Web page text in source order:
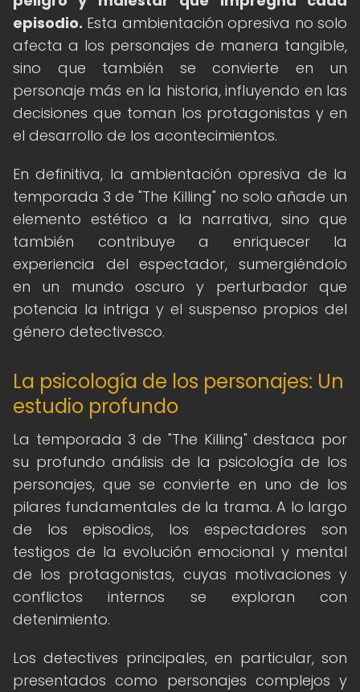
episodio. Esta ambientación opresiva no solo
afecta a los personajes de manera tangible,
sino que también se convierte en un
personaje más en la historia, influyendo en las
decisiones que toman los protagonistas y en
el desarrollo de los acontecimientos.
En definitiva, la ambientación opresiva de la
temporada 3 de "The Killing" no solo añade un
elemento estético a la narrativa, sino que
también contribuye a enriquecer la
experiencia del espectador, sumergiéndolo
en un mundo oscuro y perturbador que
potencia la intriga y el suspenso propios del
género detectivesco.
La psicología de los personajes: Un
estudio profundo
La temporada 3 de "The Killing" destaca por
su profundo análisis de la psicología de los
personajes, que se convierte en uno de los
pilares fundamentales de la trama. A lo largo
de los episodios, los espectadores son
testigos de la evolución emocional y mental
de los protagonistas, cuyas motivaciones y
conflictos internos se exploran con
detenimiento.
Los detectives principales, en particular, son
presentados como personajes complejos y